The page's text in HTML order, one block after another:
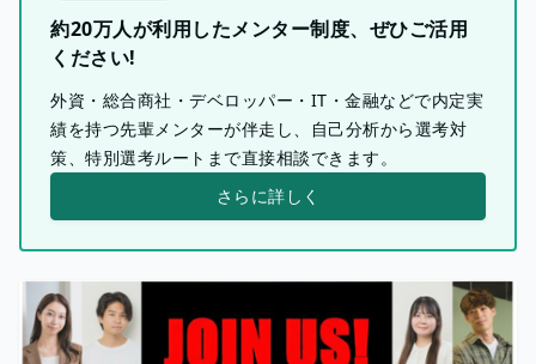
約20万人が利用したメンター制度、ぜひご活用
ください!
外資・総合商社・デベロッパー・IT・金融などで内定実
績を持つ先輩メンターが伴走し、自己分析から選考対
策、特別選考ルートまで直接相談できます。
さらに詳しく